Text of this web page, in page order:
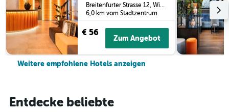
Breitenfurter Strasse 12, Wien, Wien (Bundesland), Österreich
6,0 km vom Stadtzentrum
€ 56
Zum Angebot
Weitere empfohlene Hotels anzeigen
Entdecke beliebte